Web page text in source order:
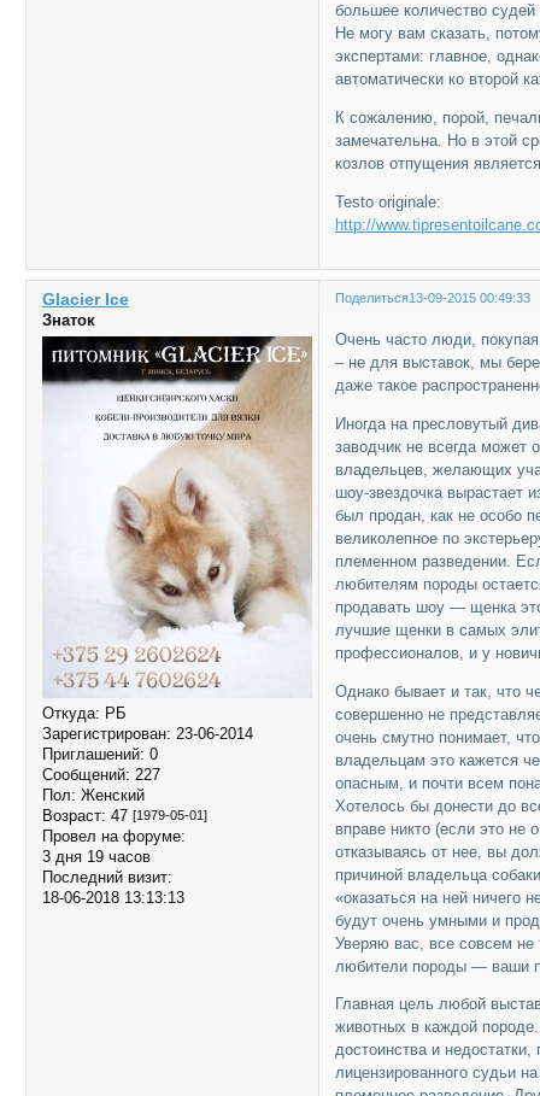
большее количество
Не могу вам сказать,
экспертами: главное,
автоматически ко второй
К сожалению, порой,
замечательна. Но в этой
козлов отпущения
Testo originale:
http://
Поделиться13-09-2015 00:49:33
Glacier Ice
Знаток
Откуда: РБ
Зарегистрирован: 23-06-2014
Приглашений: 0
Сообщений: 227
Пол: Женский
Возраст: 47 [1979-05-01]
Провел на форуме:
3 дня 19 часов
Последний визит:
18-06-2018 13:13:13
Очень часто люди,
– не для выставок, мы
даже такое
Иногда на пресловутый
заводчик не всегда может
владельцев, желающих
шоу-звездочка вырастает
был продан, как не особо
великолепное по
племенном разведении.
любителям породы
продавать шоу — щенка
лучшие щенки в самых
профессионалов, и у
Однако бывает и так, что
совершенно не
очень смутно понимает,
владельцам это кажется
опасным, и почти всем
Хотелось бы донести до
вправе никто (если это не
отказываясь от нее, вы
причиной владельца
«оказаться на ней ничего
будут очень умными и
Уверяю вас, все совсем
любители породы — ваши
Главная цель любой
животных в каждой
достоинства и
лицензированного судьи